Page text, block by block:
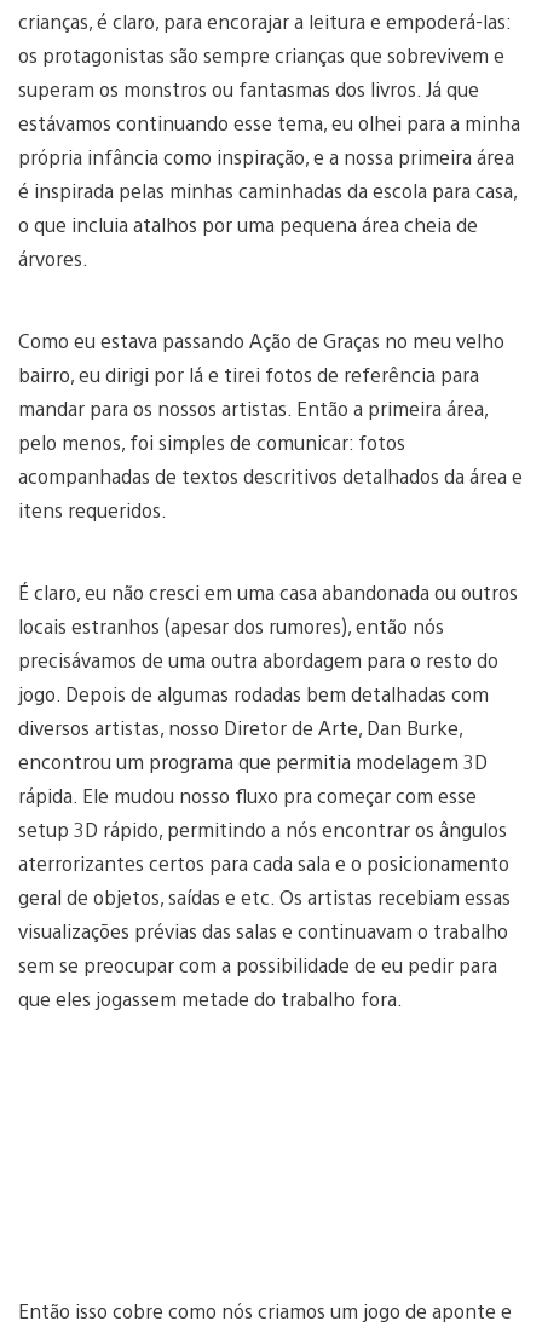
crianças, é claro, para encorajar a leitura e empoderá-las:
os protagonistas são sempre crianças que sobrevivem e
superam os monstros ou fantasmas dos livros. Já que
estávamos continuando esse tema, eu olhei para a minha
própria infância como inspiração, e a nossa primeira área
é inspirada pelas minhas caminhadas da escola para casa,
o que incluia atalhos por uma pequena área cheia de
árvores.
Como eu estava passando Ação de Graças no meu velho
bairro, eu dirigi por lá e tirei fotos de referência para
mandar para os nossos artistas. Então a primeira área,
pelo menos, foi simples de comunicar: fotos
acompanhadas de textos descritivos detalhados da área e
itens requeridos.
É claro, eu não cresci em uma casa abandonada ou outros
locais estranhos (apesar dos rumores), então nós
precisávamos de uma outra abordagem para o resto do
jogo. Depois de algumas rodadas bem detalhadas com
diversos artistas, nosso Diretor de Arte, Dan Burke,
encontrou um programa que permitia modelagem 3D
rápida. Ele mudou nosso fluxo pra começar com esse
setup 3D rápido, permitindo a nós encontrar os ângulos
aterrorizantes certos para cada sala e o posicionamento
geral de objetos, saídas e etc. Os artistas recebiam essas
visualizações prévias das salas e continuavam o trabalho
sem se preocupar com a possibilidade de eu pedir para
que eles jogassem metade do trabalho fora.
Então isso cobre como nós criamos um jogo de aponte e